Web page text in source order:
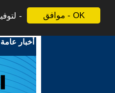
موافق - OK
أخبار عامة